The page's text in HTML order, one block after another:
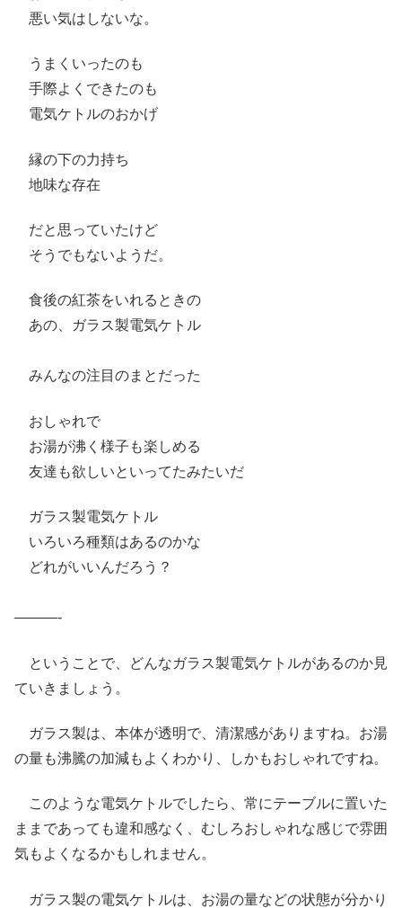
悪い気はしないな。
うまくいったのも
手際よくできたのも
電気ケトルのおかげ
縁の下の力持ち
地味な存在
だと思っていたけど
そうでもないようだ。
食後の紅茶をいれるときの
あの、ガラス製電気ケトル
みんなの注目のまとだった
おしゃれで
お湯が沸く様子も楽しめる
友達も欲しいといってたみたいだ
ガラス製電気ケトル
いろいろ種類はあるのかな
どれがいいんだろう？
———-
ということで、どんなガラス製電気ケトルがあるのか見
ていきましょう。
ガラス製は、本体が透明で、清潔感がありますね。お湯
の量も沸騰の加減もよくわかり、しかもおしゃれですね。
このような電気ケトルでしたら、常にテーブルに置いた
ままであっても違和感なく、むしろおしゃれな感じで雰囲
気もよくなるかもしれません。
ガラス製の電気ケトルは、お湯の量などの状態が分かり